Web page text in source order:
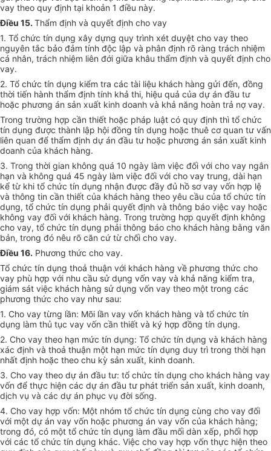
vay theo quy định tại khoản 1 điều này.
Điều 15. Thẩm định và quyết định cho vay
1. Tổ chức tín dụng xây dựng quy trình xét duyệt cho vay theo
nguyên tắc bảo đảm tính độc lập và phân định rõ ràng trách nhiệm
cá nhân, trách nhiệm liên đới giữa khâu thẩm định và quyết định cho
vay.
2. Tổ chức tín dụng kiểm tra các tài liệu khách hàng gửi đến, đồng
thời tiến hành thẩm định tính khả thi, hiệu quả của dự án đầu tư
hoặc phương án sản xuất kinh doanh và khả năng hoàn trả nợ vay.
Trong trường hợp cần thiết hoặc pháp luật có quy định thì tổ chức
tín dụng được thành lập hội đồng tín dụng hoặc thuê cơ quan tư vấn
liên quan để thẩm định dự án đầu tư hoặc phương án sản xuất kinh
doanh của khách hàng.
3. Trong thời gian không quá 10 ngày làm việc đối với cho vay ngắn
hạn và không quá 45 ngày làm việc đối với cho vay trung, dài hạn
kể từ khi tổ chức tín dụng nhận được đầy đủ hồ sơ vay vốn hợp lệ
và thông tin cần thiết của khách hàng theo yêu cầu của tổ chức tín
dụng, tổ chức tín dụng phải quyết định và thông báo việc vay hoặc
không vay đối với khách hàng. Trong trường hợp quyết định không
cho vay, tổ chức tín dụng phải thông báo cho khách hàng bằng văn
bản, trong đó nêu rõ căn cứ từ chối cho vay.
Điều 16. Phương thức cho vay.
Tổ chức tín dụng thoả thuận với khách hàng về phương thức cho
vay phù hợp với nhu cầu sử dụng vốn vay và khả năng kiểm tra,
giám sát việc khách hàng sử dụng vốn vay theo một trong các
phương thức cho vay như sau:
1. Cho vay từng lần: Mõi lần vay vốn khách hàng và tổ chức tín
dụng làm thủ tục vay vốn cần thiết và ký hợp đồng tín dụng.
2. Cho vay theo hạn mức tín dụng: Tổ chức tín dụng và khách hàng
xác định và thoả thuận một hạn mức tín dụng duy trì trong thời hạn
nhất định hoặc theo chu kỳ sản xuất, kinh doanh.
3. Cho vay theo dự án đầu tư: tổ chức tín dụng cho khách hàng vay
vốn để thực hiện các dự án đầu tư phát triển sản xuất, kinh doanh,
dịch vụ và các dự án phục vụ đời sống.
4. Cho vay hợp vốn: Một nhóm tổ chức tín dụng cùng cho vay đối
với một dự án vay vốn hoặc phương án vay vốn của khách hàng;
trong đó, có một tổ chức tín dụng làm đầu mối dàn xếp, phối hợp
với các tổ chức tín dụng khác. Việc cho vay hợp vốn thực hiện theo